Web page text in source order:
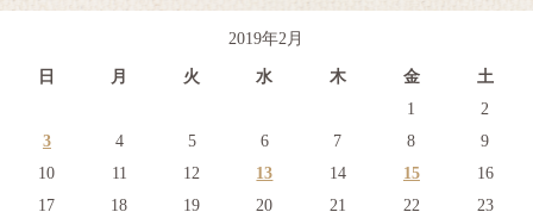
2019年2月
日 月 火 水 木 金
土
1
2
3
4 5 6 7 8
9
10
11 12 13 14 15
16
17
18 19 20 21 22 23